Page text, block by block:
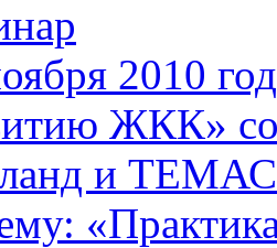
2010
ЖКК»
и ТЕМАС